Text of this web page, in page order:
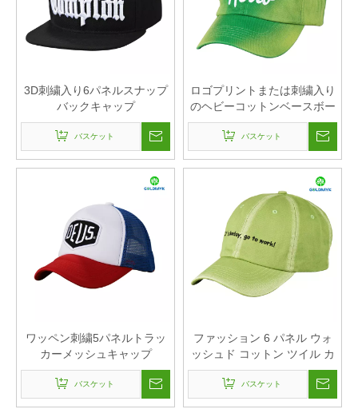
3D刺繍入り6パネルスナップ
バックキャップ
バスケット
ロゴプリントまたは刺繍入り
のヘビーコットンベースボー
ルキャップ
バスケット
ワッペン刺繍5パネルトラッ
カーメッシュキャップ
バスケット
ファッション 6 パネル ウォ
ッシュド コットン ツイル カ
スタム ベースボール キャッ
プ
バスケット